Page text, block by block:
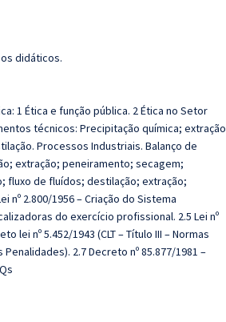
didáticos.
1 Ética e função pública. 2 Ética no Setor
técnicos: Precipitação química; extração
Processos Industriais. Balanço de
extração; peneiramento; secagem;
fluxo de fluídos; destilação; extração;
2.800/1956 – Criação do Sistema
do exercício profissional. 2.5 Lei nº
lei nº 5.452/1943 (CLT – Título III – Normas
2.7 Decreto nº 85.877/1981 –